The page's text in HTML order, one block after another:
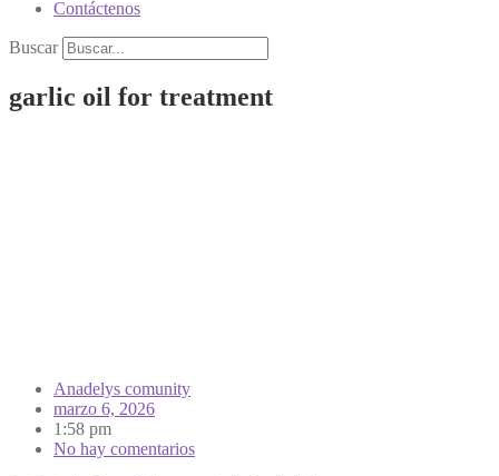
Contáctenos
Buscar
garlic oil for treatment
Anadelys comunity
marzo 6, 2026
1:58 pm
No hay comentarios